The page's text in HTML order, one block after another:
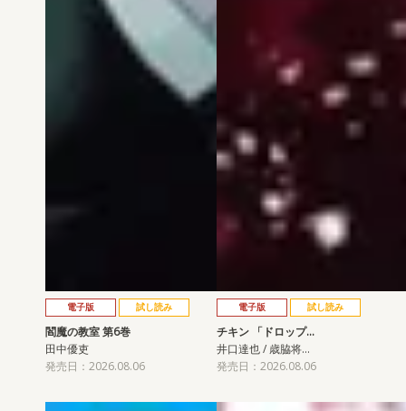
電子版 試し読み
閻魔の教室 第6巻
田中優吏
発売日：2026.08.06
電子版 試し読み
チキン 「ドロップ…
井口達也 / 歳脇将…
発売日：2026.08.06